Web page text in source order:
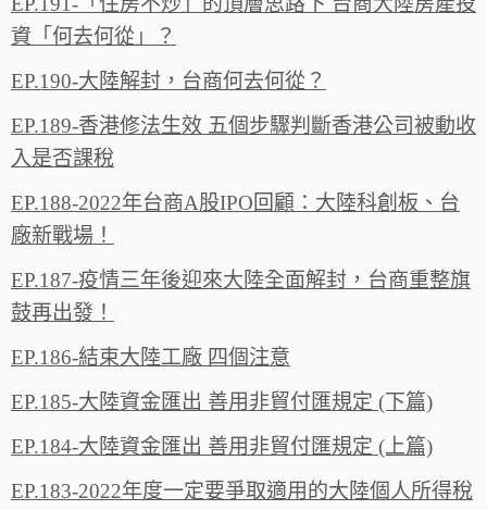
資「何去何從」？
EP.190-大陸解封，台商何去何從？
EP.189-香港修法生效 五個步驟判斷香港公司被動收
入是否課稅
EP.188-2022年台商A股IPO回顧：大陸科創板、台
廠新戰場！
EP.187-疫情三年後迎來大陸全面解封，台商重整旗
鼓再出發！
EP.186-結束大陸工廠 四個注意
EP.185-大陸資金匯出 善用非貿付匯規定 (下篇)
EP.184-大陸資金匯出 善用非貿付匯規定 (上篇)
EP.183-2022年度一定要爭取適用的大陸個人所得稅